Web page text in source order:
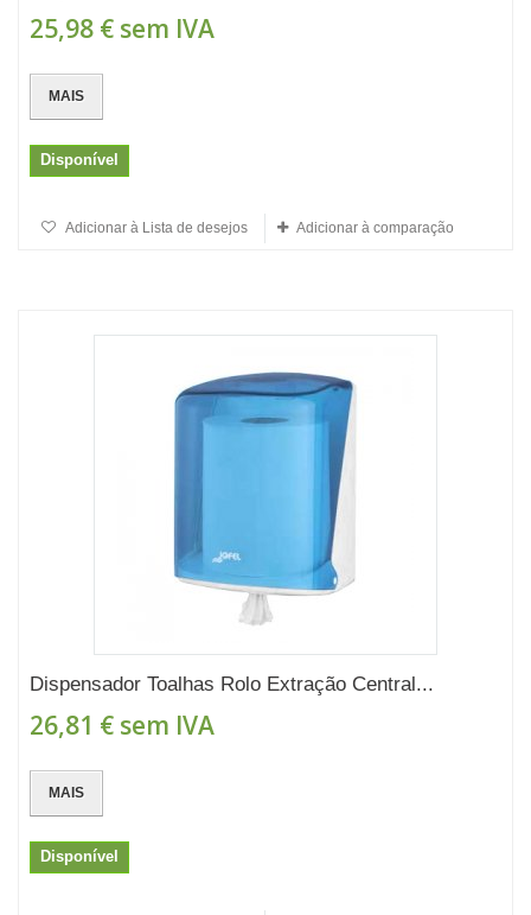
25,98 € sem IVA
MAIS
Disponível
Adicionar à Lista de desejos Adicionar à comparação
Dispensador Toalhas Rolo Extração Central...
26,81 € sem IVA
MAIS
Disponível